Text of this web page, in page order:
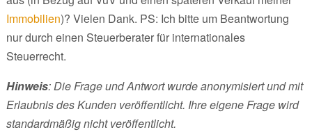
Immobilien)? Vielen Dank. PS: Ich bitte um Beantwortung
nur durch einen Steuerberater für internationales
Steuerrecht.
Hinweis: Die Frage und Antwort wurde anonymisiert und mit
Erlaubnis des Kunden veröffentlicht. Ihre eigene Frage wird
standardmäßig nicht veröffentlicht.